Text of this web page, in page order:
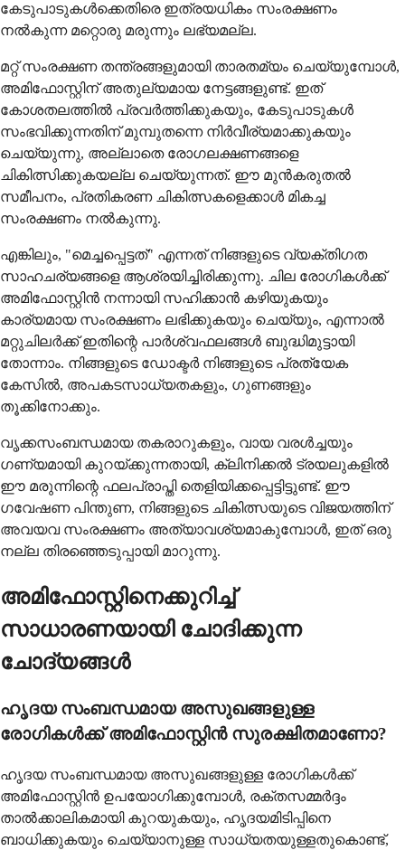
കേടുപാടുകൾക്കെതിരെ ഇത്രയധികം സംരക്ഷണം
നൽകുന്ന മറ്റൊരു മരുന്നും ലഭ്യമല്ല.
മറ്റ് സംരക്ഷണ തന്ത്രങ്ങളുമായി താരതമ്യം ചെയ്യുമ്പോൾ,
അമിഫോസ്റ്റിന് അതുല്യമായ നേട്ടങ്ങളുണ്ട്. ഇത്
കോശതലത്തിൽ പ്രവർത്തിക്കുകയും, കേടുപാടുകൾ
സംഭവിക്കുന്നതിന് മുമ്പുതന്നെ നിർവീര്യമാക്കുകയും
ചെയ്യുന്നു, അല്ലാതെ രോഗലക്ഷണങ്ങളെ
ചികിത്സിക്കുകയല്ല ചെയ്യുന്നത്. ഈ മുൻകരുതൽ
സമീപനം, പ്രതികരണ ചികിത്സകളെക്കാൾ മികച്ച
സംരക്ഷണം നൽകുന്നു.
എങ്കിലും, "മെച്ചപ്പെട്ടത്" എന്നത് നിങ്ങളുടെ വ്യക്തിഗത
സാഹചര്യങ്ങളെ ആശ്രയിച്ചിരിക്കുന്നു. ചില രോഗികൾക്ക്
അമിഫോസ്റ്റിൻ നന്നായി സഹിക്കാൻ കഴിയുകയും
കാര്യമായ സംരക്ഷണം ലഭിക്കുകയും ചെയ്യും, എന്നാൽ
മറ്റുചിലർക്ക് ഇതിന്റെ പാർശ്വഫലങ്ങൾ ബുദ്ധിമുട്ടായി
തോന്നാം. നിങ്ങളുടെ ഡോക്ടർ നിങ്ങളുടെ പ്രത്യേക
കേസിൽ, അപകടസാധ്യതകളും, ഗുണങ്ങളും
തൂക്കിനോക്കും.
വൃക്കസംബന്ധമായ തകരാറുകളും, വായ വരൾച്ചയും
ഗണ്യമായി കുറയ്ക്കുന്നതായി, ക്ലിനിക്കൽ ട്രയലുകളിൽ
ഈ മരുന്നിന്റെ ഫലപ്രാപ്തി തെളിയിക്കപ്പെട്ടിട്ടുണ്ട്. ഈ
ഗവേഷണ പിന്തുണ, നിങ്ങളുടെ ചികിത്സയുടെ വിജയത്തിന്
അവയവ സംരക്ഷണം അത്യാവശ്യമാകുമ്പോൾ, ഇത് ഒരു
നല്ല തിരഞ്ഞെടുപ്പായി മാറുന്നു.
അമിഫോസ്റ്റിനെക്കുറിച്ച്
സാധാരണയായി ചോദിക്കുന്ന
ചോദ്യങ്ങൾ
ഹൃദയ സംബന്ധമായ അസുഖങ്ങളുള്ള
രോഗികൾക്ക് അമിഫോസ്റ്റിൻ സുരക്ഷിതമാണോ?
ഹൃദയ സംബന്ധമായ അസുഖങ്ങളുള്ള രോഗികൾക്ക്
അമിഫോസ്റ്റിൻ ഉപയോഗിക്കുമ്പോൾ, രക്തസമ്മർദ്ദം
താൽക്കാലികമായി കുറയുകയും, ഹൃദയമിടിപ്പിനെ
ബാധിക്കുകയും ചെയ്യാനുള്ള സാധ്യതയുള്ളതുകൊണ്ട്,